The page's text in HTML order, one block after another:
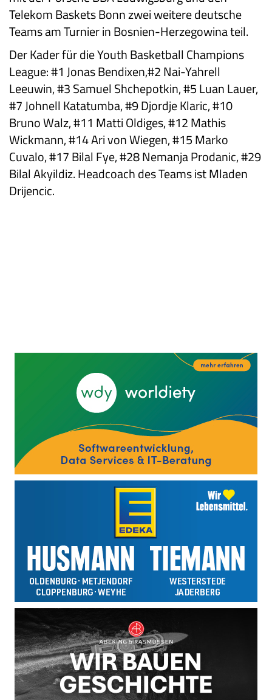
Telekom Baskets Bonn zwei weitere deutsche
Teams am Turnier in Bosnien-Herzegowina teil.
Der Kader für die Youth Basketball Champions
League: #1 Jonas Bendixen,#2 Nai-Yahrell
Leeuwin, #3 Samuel Shchepotkin, #5 Luan Lauer,
#7 Johnell Katatumba, #9 Djordje Klaric, #10
Bruno Walz, #11 Matti Oldiges, #12 Mathis
Wickmann, #14 Ari von Wiegen, #15 Marko
Cuvalo, #17 Bilal Fye, #28 Nemanja Prodanic, #29
Bilal Akyildiz. Headcoach des Teams ist Mladen
Drijencic.